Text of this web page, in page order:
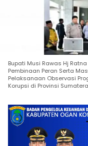
Bupati Musi Rawas Hj
Pembinaan Peran Serta
Pelaksanaan Observasi
Korupsi di Provinsi